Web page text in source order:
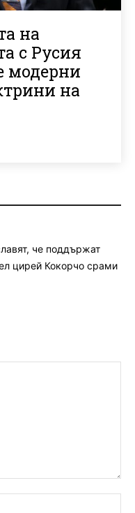
на
с Русия
модерни
на
че поддържат
цирей Кокорчо срами